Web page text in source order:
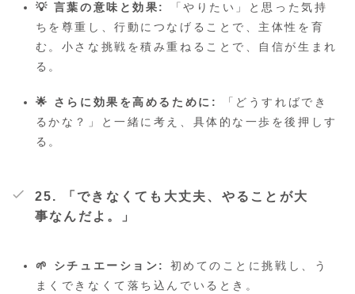
💡 言葉の意味と効果:
「やりたい」と思った気持
ちを尊重し、行動につなげることで、主体性を育
む。小さな挑戦を積み重ねることで、自信が生まれ
る。
🌟 さらに効果を高めるために:
「どうすればでき
るかな？」と一緒に考え、具体的な一歩を後押しす
る。
25. 「できなくても大丈夫、やることが大
事なんだよ。」
🌱 シチュエーション:
初めてのことに挑戦し、う
まくできなくて落ち込んでいるとき。